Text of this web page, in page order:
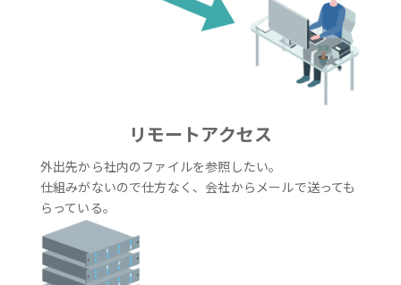
リモートアクセス
外出先から社内のファイルを参照したい。
仕組みがないので仕方なく、会社からメールで送っても
らっている。